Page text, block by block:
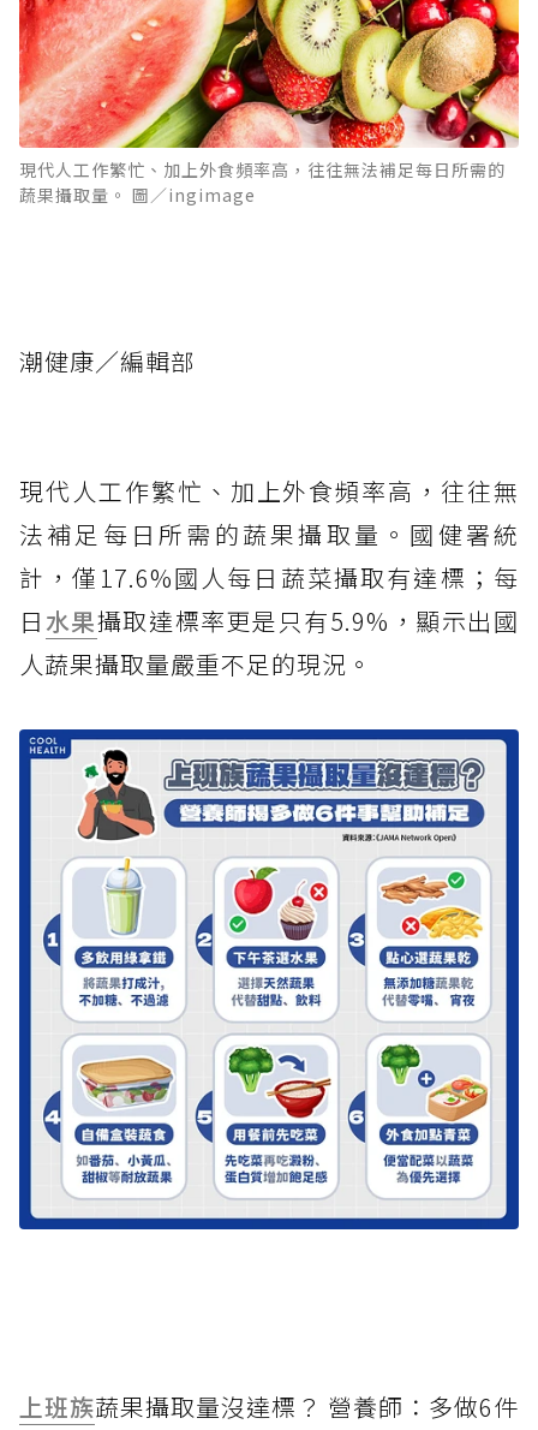
現代人工作繁忙、加上外食頻率高，往往無法補足每日所需的
蔬果攝取量。 圖／ingimage
潮健康／編輯部
現代人工作繁忙、加上外食頻率高，往往無
法補足每日所需的蔬果攝取量。國健署統
計，僅17.6%國人每日蔬菜攝取有達標；每
日 水果攝取達標率更是只有5.9%，顯示出國
人蔬果攝取量嚴重不足的現況。
上班族蔬果攝取量沒達標？ 營養師：多做6件